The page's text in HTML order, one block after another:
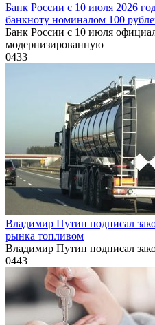
Банк России с 10 июля 2026
банкноту номиналом 100
Банк России с 10 июля
модернизированную
0433
Владимир Путин подписал
рынка топливом
Владимир Путин подписал
0443